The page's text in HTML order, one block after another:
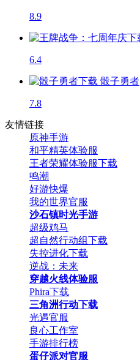
8.9
6.4
骰子勇者
7.8
友情链接
原神手游
和平精英体验服
王者荣耀体验服下载
鸣潮
好游快爆
我的世界官服
沙石镇时光手游
超级鸡马
超自然行动组下载
失控进化下载
逆战：未来
穿越火线体验服
Phira下载
三角洲行动下载
光遇官服
良心工作室
手游排行榜
蛋仔派对官服